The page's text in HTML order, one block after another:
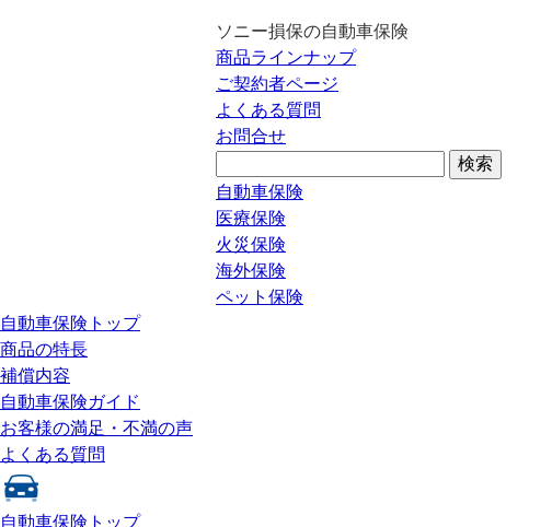
ソニー損保の自動車保険
商品ラインナップ
ご契約者ページ
よくある質問
お問合せ
自動車保険
医療保険
火災保険
海外保険
ペット保険
自動車保険トップ
商品の特長
補償内容
自動車保険ガイド
お客様の満足・不満の声
よくある質問
自動車保険トップ